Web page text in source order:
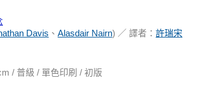
Davis 、 Alasdair Nairn) ／ 譯者： 許瑞宋
/ 普級 / 單色印刷 / 初版